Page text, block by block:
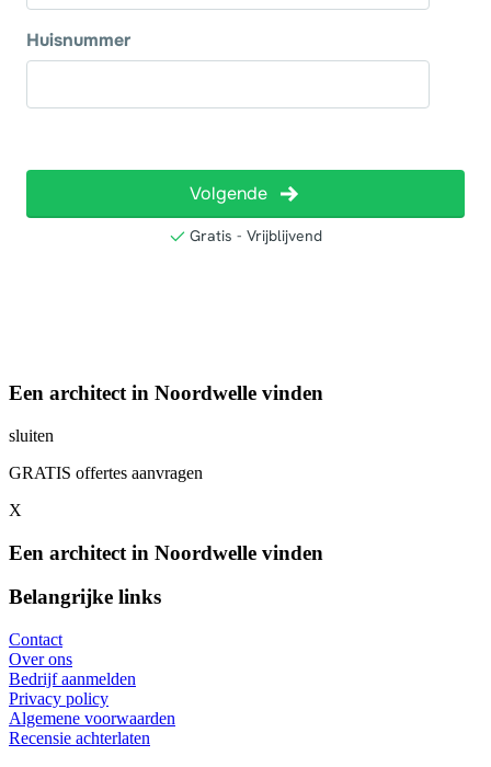
Een architect in Noordwelle vinden
sluiten
GRATIS offertes aanvragen
X
Een architect in Noordwelle vinden
Belangrijke links
Contact
Over ons
Bedrijf aanmelden
Privacy policy
Algemene voorwaarden
Recensie achterlaten